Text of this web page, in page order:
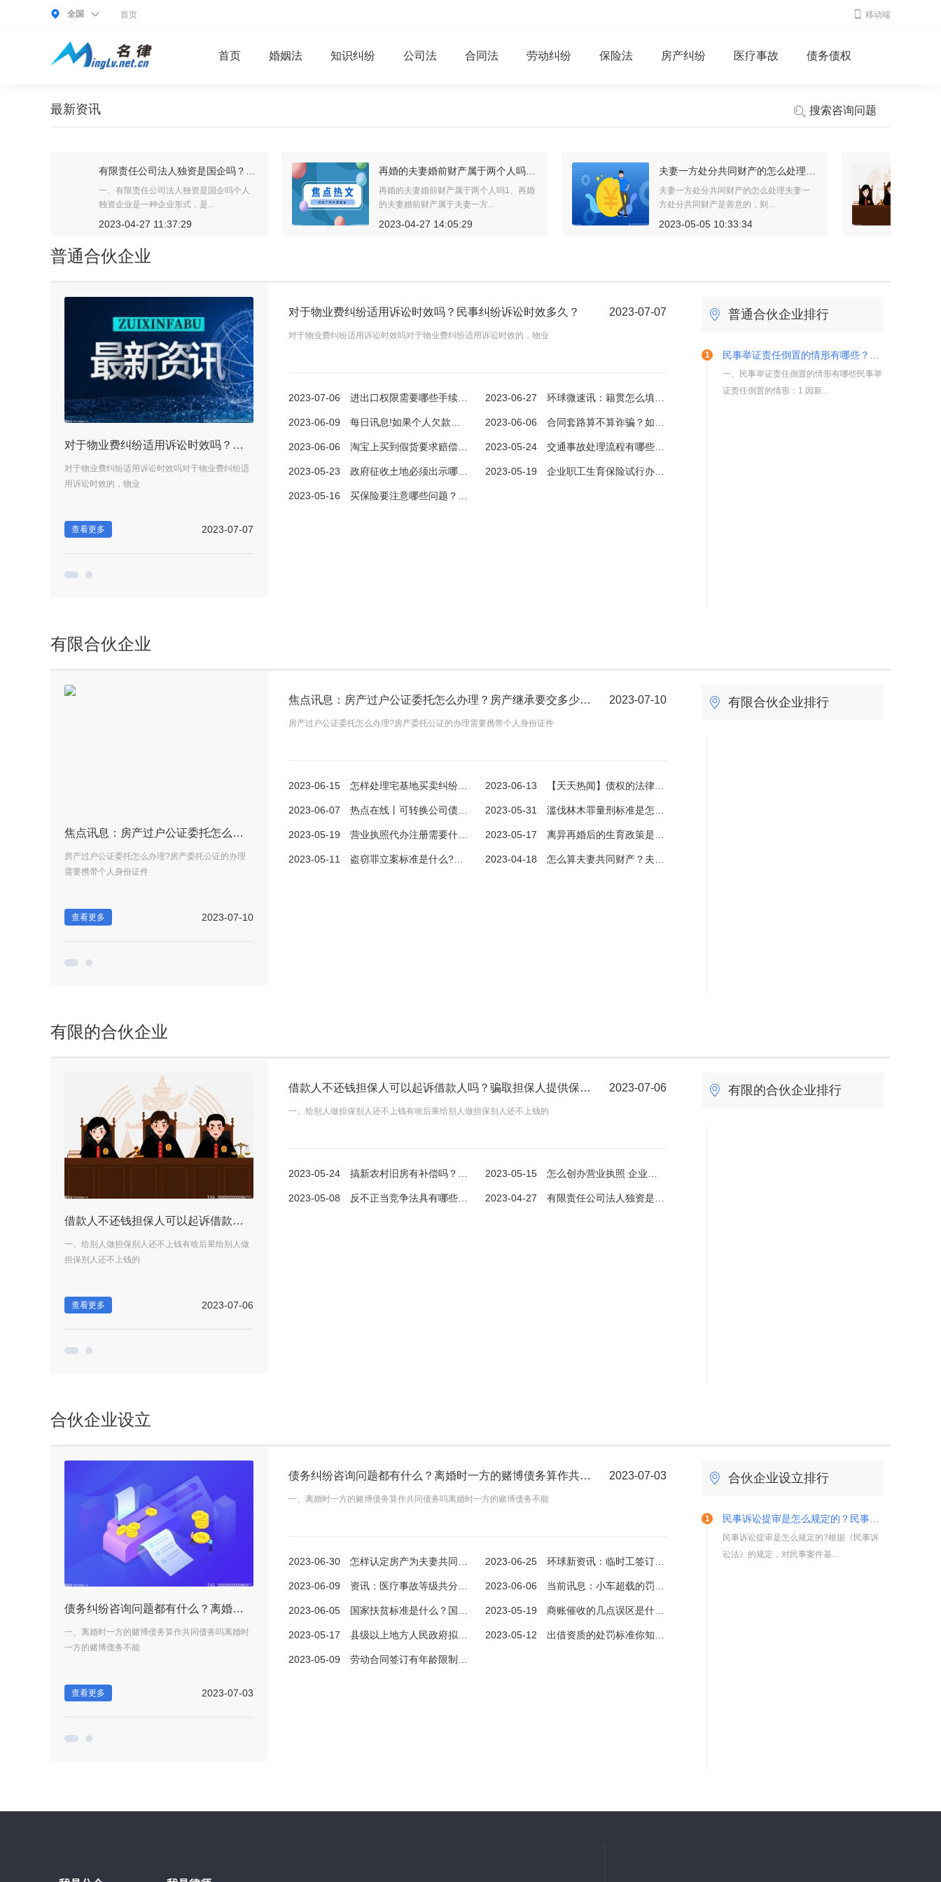
全国 首页 移动端
首页 婚姻法 知识纠纷 公司法 合同法 劳动纠纷 保险法 房产纠纷 医疗事故 债务债权
搜索咨询问题
最新资讯
再婚的夫妻婚前财产属于两个人吗 二婚夫妻婚前财产对方有份吗？
再婚的夫妻婚前财产属于两个人吗1、再婚
的夫妻婚前财产属于夫妻一方...
2023-04-27 14:05:29
夫妻一方处分共同财产的怎么处理夫妻一
方处分共同财产是善意的，则...
2023-05-05 10:33:34
日常生活中，新入人员的户口登记、兵役
登记;婚姻登记、入学、就业、...
2023-05-05 14:34:11
普通合伙企业
对于物业费纠纷适用诉讼时效吗？民事纠纷诉讼时效多久？
对于物业费纠纷适用诉讼时效吗对于物业费纠纷适
用诉讼时效的，物业
查看更多 2023-07-07
进出口权限需要哪些手续？如何办理进出口权？
进出口权限需要哪些手续?1、希望从事进出口业务
对于物业费纠纷适用诉讼时效吗？民事纠纷诉讼时效多久？
对于物业费纠纷适用诉讼时效吗对于物业费纠纷适
对于物业费纠纷适用诉讼时效吗？民事纠纷诉讼时效多久？ 2023-07-07
对于物业费纠纷适用诉讼时效吗对于物业费纠纷适用诉讼时效的，物业
2023-07-06 进出口权限需要哪些手续？如何办理进出口权？ 2023-06-27 环球微速讯：籍贯怎么填写才正确？籍贯填写注意事项有哪些？
2023-06-09 每日讯息!如果个人欠款无力偿还怎么办？企业债权人和股东的区别在哪？ 2023-06-06 合同套路算不算诈骗？如何证明被骗签合同？ 天天精选
2023-06-06 淘宝上买到假货要求赔偿找哪里投诉？商家寄错货应该怎么补偿？ 2023-05-24 交通事故处理流程有哪些？交通事故怎么投诉？交通事故处理不公到哪里投诉？
2023-05-23 政府征收土地必须出示哪些文件？农村土地征用赔偿的内容有哪些？ 2023-05-19 企业职工生育保险试行办法第八条是什么？ 生育保险基金支付的方式有什么？
2023-05-16 买保险要注意哪些问题？保险条款的保险责任是如何规定的？
普通合伙企业排行
一、民事举证责任倒置的情形有哪些民事举
证责任倒置的情形：1 因新...
有限合伙企业
焦点讯息：房产过户公证委托怎么办理？房产继承要交多少费用？
房产过户公证委托怎么办理?房产委托公证的办理
需要携带个人身份证件
查看更多 2023-07-10
怎样处理宅基地买卖纠纷?出现宅基地买卖纠纷有哪些原因? 当前速递
怎样处理宅基地买卖纠纷?1、农户之间发生宅基地
焦点讯息：房产过户公证委托怎么办理？房产继承要交多少费用？
房产过户公证委托怎么办理?房产委托公证的办理
焦点讯息：房产过户公证委托怎么办理？房产继承要交多少费用？ 2023-07-10
房产过户公证委托怎么办理?房产委托公证的办理需要携带个人身份证件
2023-06-15 怎样处理宅基地买卖纠纷?出现宅基地买卖纠纷有哪些原因? 当前速递 2023-06-13 【天天热闻】债权的法律特征是什么？无因管理指的是什么？债权产生的原因有哪些？
2023-06-07 热点在线丨可转换公司债券的发行主体为上市公司吗？ 2023-05-31 滥伐林木罪量刑标准是怎样的？盗伐林木罪与滥伐林木罪的区别是什么？
2023-05-19 营业执照代办注册需要什么资料？营业执照如何代办？ 2023-05-17 离异再婚后的生育政策是什么？离异再婚生育孩子算二胎吗？
2023-05-11 盗窃罪立案标准是什么?盗窃罪与侵占罪的区别是什么? 2023-04-18 怎么算夫妻共同财产？夫妻个人财产和夫妻共同债务有哪些？
有限合伙企业排行
有限的合伙企业
借款人不还钱担保人可以起诉借款人吗？骗取担保人提供保证的怎么办？
一、给别人做担保别人还不上钱有啥后果给别人做
担保别人还不上钱的
查看更多 2023-07-06
借款人不还钱担保人可以起诉借款人吗？骗取担保人提供保证的怎么办？ 2023-07-06
一、给别人做担保别人还不上钱有啥后果给别人做担保别人还不上钱的
2023-05-24 搞新农村旧房有补偿吗？国有土地上房屋征收与补偿条例第十七条是什么？ 2023-05-15 怎么创办营业执照 企业法人营业执照和营业执照区别？
2023-05-08 反不正当竞争法具有哪些基本特征？反不正当竞争法特征有什么表现？ 2023-04-27 有限责任公司法人独资是国企吗？有限责任公司自然人独资属于什么企业类型？
有限的合伙企业排行
合伙企业设立
债务纠纷咨询问题都有什么？离婚时一方的赌博债务算作共同债务吗？|热头条
一、离婚时一方的赌博债务算作共同债务吗离婚时
一方的赌博债务不能
查看更多 2023-07-03
怎样认定房产为夫妻共同财产？房产证怎样才算夫妻共同财产？ 速看
怎样认定房产为夫妻共同财产?根据我国《中华人
债务纠纷咨询问题都有什么？离婚时一方的赌博债务算作共同债务吗？|热头条
一、离婚时一方的赌博债务算作共同债务吗离婚时
债务纠纷咨询问题都有什么？离婚时一方的赌博债务算作共同债务吗？|热头条 2023-07-03
一、离婚时一方的赌博债务算作共同债务吗离婚时一方的赌博债务不能
2023-06-30 怎样认定房产为夫妻共同财产？房产证怎样才算夫妻共同财产？ 速看 2023-06-25 环球新资讯：临时工签订用工协议合法吗？单位临时工待遇有什么不同？
2023-06-09 资讯：医疗事故等级共分几级几等？医疗事故等级怎么划分？ 2023-06-06 当前讯息：小车超载的罚款标准是什么？超载百分比的计算公式
2023-06-05 国家扶贫标准是什么？国家扶贫日是什么时候？_视点 2023-05-19 商账催收的几点误区是什么？商帐人员接受的第一条培训是什么？
2023-05-17 县级以上地方人民政府拟申请征收土地的流程是什么？土地的征收范围是什么？ 2023-05-12 出借资质的处罚标准你知道吗？特种作业提前退休的有关规定看这里
2023-05-09 劳动合同签订有年龄限制吗为什么 劳动合同的主要内容包括哪些？
合伙企业设立排行
民事诉讼提审是怎么规定的?根据《民事诉
讼法》的规定，对民事案件基...